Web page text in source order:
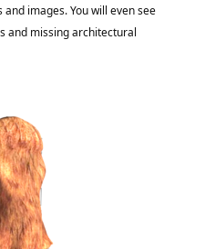
images. You will even see
and missing architectural